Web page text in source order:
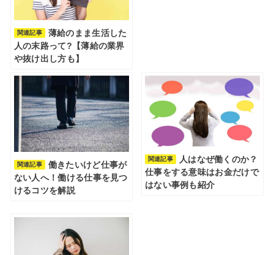
関連記事
薄給のまま生活した
人の末路って?【薄給の業界
や抜け出し方も】
関連記事
働きたいけど仕事が
ない人へ！働ける仕事を見つ
けるコツを解説
関連記事
人はなぜ働くのか？
仕事をする意味はお金だけで
はない事例も紹介